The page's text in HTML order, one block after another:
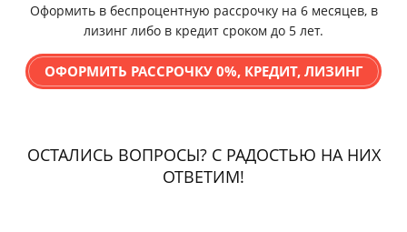
Оформить в беспроцентную рассрочку на 6 месяцев, в
лизинг либо в кредит сроком до 5 лет.
ОФОРМИТЬ РАССРОЧКУ 0%, КРЕДИТ, ЛИЗИНГ
ОСТАЛИСЬ ВОПРОСЫ? С РАДОСТЬЮ НА НИХ
ОТВЕТИМ!